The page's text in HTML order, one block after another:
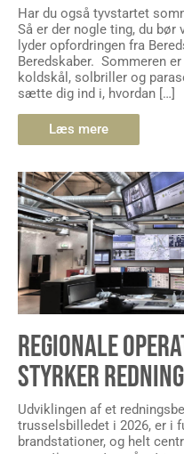
Har du også tyvstartet
Så er der nogle ting, du
lyder opfordringen fra
Beredskaber. Sommeren
koldskål, solbriller og
sætte dig ind i, hvordan […]
Læs mere
REGIONALE
STYRKER
Udviklingen af et
trusselsbilledet i 2026, er i
brandstationer, og helt